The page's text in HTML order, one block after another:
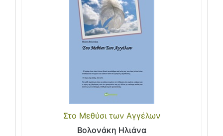
Στο Μεθύσι των Αγγέλων
Βολονάκη Ηλιάνα